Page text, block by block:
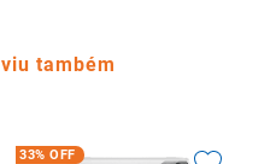
também
33% OFF